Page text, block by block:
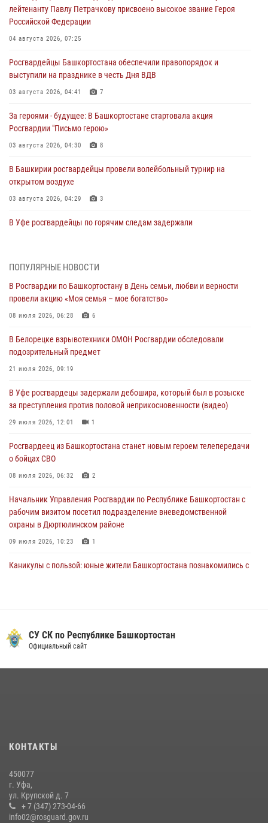
лейтенанту Павлу Петрачкову присвоено высокое звание Героя
Российской Федерации
04 августа 2026, 07:25
Росгвардейцы Башкортостана обеспечили правопорядок и
выступили на празднике в честь Дня ВДВ
03 августа 2026, 04:41 7
За героями - будущее: В Башкортостане стартовала акция
Росгвардии "Письмо герою»
03 августа 2026, 04:30 8
В Башкирии росгвардейцы провели волейбольный турнир на
открытом воздухе
03 августа 2026, 04:29 3
В Уфе росгвардейцы по горячим следам задержали
Башкортостана ответил на вопросы граждан
30 июля 2026, 12:54
за преступления против половой неприкосновенности (видео)
29 июля 2026, 12:01
Башкортостана проведет прямую линию
29 июля 2026, 10:52
Росгвардию
29 июля 2026, 04:15
ПОПУЛЯРНЫЕ НОВОСТИ
В Росгвардии по Башкортостану в День семьи, любви и верности
провели акцию «Моя семья – мое богатство»
08 июля 2026, 06:28 6
В Белорецке взрывотехники ОМОН Росгвардии обследовали
подозрительный предмет
21 июля 2026, 09:19
В Уфе росгвардецы задержали дебошира, который был в розыске
за преступления против половой неприкосновенности (видео)
29 июля 2026, 12:01 1
Росгвардеец из Башкортостана станет новым героем телепередачи
о бойцах СВО
08 июля 2026, 06:32 2
Начальник Управления Росгвардии по Республике Башкортостан с
рабочим визитом посетил подразделение вневедомственной
охраны в Дюртюлинском районе
09 июля 2026, 10:23 1
Каникулы с пользой: юные жители Башкортостана познакомились с
угрожавшего ножом продавцу магазина
08 июля 2026, 11:22
Сотрудники вневедомственной охраны Башкортостана
присоединились к всероссийской акции «Коробка храбрости»
08 июля 2026, 07:14
СУ СК по Республике Башкортостан
Официальный сайт
КОНТАКТЫ
450077
г. Уфа,
ул. Крупской д. 7
+ 7 (347) 273-04-66
info02@rosguard.gov.ru